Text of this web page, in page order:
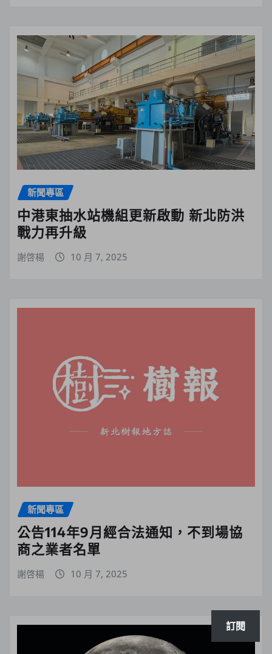
新聞專區
中港東抽水站機組更新啟動 新北防洪
戰力再升級
謝啓楊 10 月 7, 2025
新聞專區
公告114年9月經合法通知，不到場協
商之業者名單
謝啓楊 10 月 7, 2025
訂閱